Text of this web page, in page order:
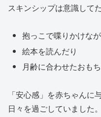
スキンシップは意識して
抱っこで喋りかけな
絵本を読んだり
月齢に合わせたおも
「安心感」を赤ちゃんに
日々を過ごしていました。